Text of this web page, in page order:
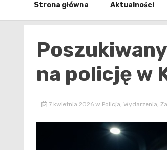
Strona główna Aktualności
na policję w
7 kwietnia 2026 w Policja, Wydarzenia,